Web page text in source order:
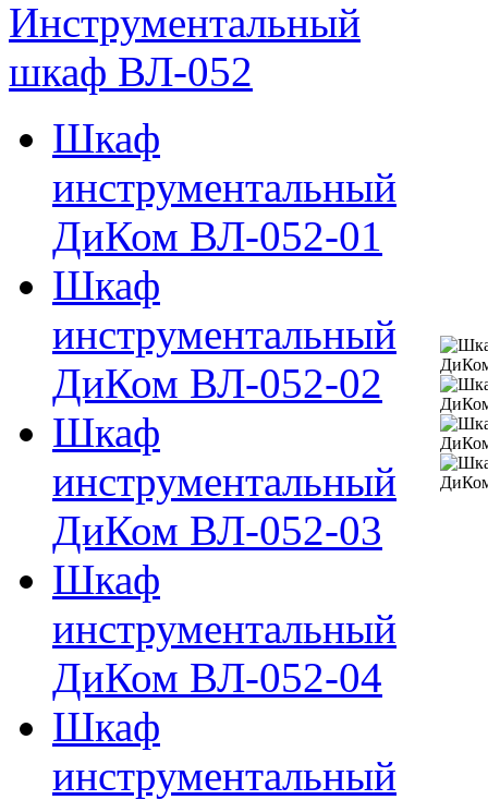
Инструментальный
шкаф ВЛ-052
Шкаф
инструментальный
ДиКом ВЛ-052-01
Шкаф
инструментальный
ДиКом ВЛ-052-02
Шкаф
инструментальный
ДиКом ВЛ-052-03
Шкаф
инструментальный
ДиКом ВЛ-052-04
Шкаф
инструментальный